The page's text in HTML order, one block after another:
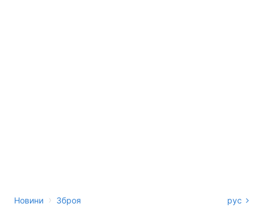
Новини › Зброя рус